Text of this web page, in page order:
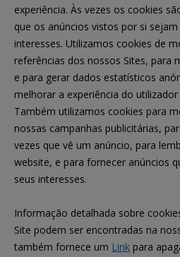
experiência. Às vezes os cookies
que os anúncios vistos por si
interesses. Utilizamos cookies de
referências dos nossos Sites, para
e para gerar dados estatísticos
melhorar a experiência do
Também utilizamos cookies para
nossas campanhas publicitárias,
vezes que vê um anúncio, para
website, e para fornecer anúncios
seus interesses.
Informação detalhada sobre
Site podem ser encontradas na
também fornece um Link para